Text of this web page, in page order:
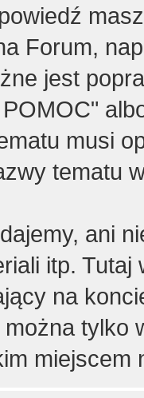
Forum,
jest
musi
tematu
ani
itp. Tutaj
na
tylko
miejscem